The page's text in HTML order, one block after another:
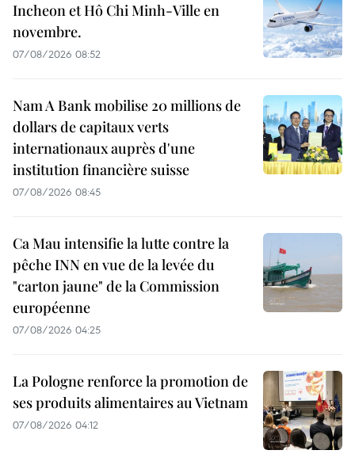
Incheon et Hô Chi Minh-Ville en
novembre.
07/08/2026 08:52
Nam A Bank mobilise 20 millions de
dollars de capitaux verts
internationaux auprès d'une
institution financière suisse
07/08/2026 08:45
Ca Mau intensifie la lutte contre la
pêche INN en vue de la levée du
"carton jaune" de la Commission
européenne
07/08/2026 04:25
La Pologne renforce la promotion de
ses produits alimentaires au Vietnam
07/08/2026 04:12